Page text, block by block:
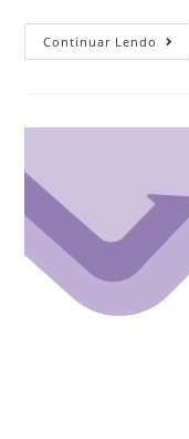
Continuar Lendo